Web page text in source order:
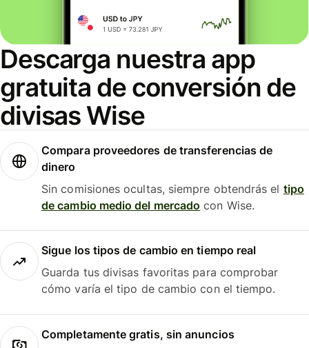
Descarga nuestra app
gratuita de conversión de
divisas Wise
Compara proveedores de transferencias de
dinero
Sin comisiones ocultas, siempre obtendrás el tipo
de cambio medio del mercado con Wise.
Sigue los tipos de cambio en tiempo real
Guarda tus divisas favoritas para comprobar
cómo varía el tipo de cambio con el tiempo.
Completamente gratis, sin anuncios